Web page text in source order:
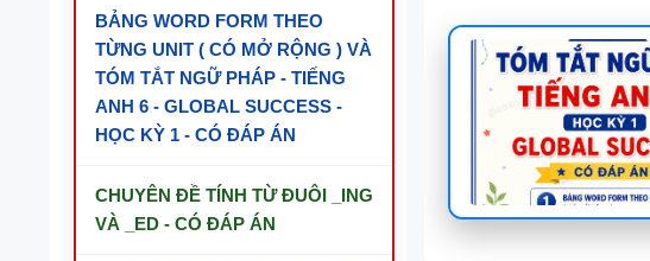
BẢNG WORD FORM THEO
TỪNG UNIT ( CÓ MỞ RỘNG ) VÀ
TÓM TẮT NGỮ PHÁP - TIẾNG
ANH 6 - GLOBAL SUCCESS -
HỌC KỲ 1 - CÓ ĐÁP ÁN
CHUYÊN ĐỀ TÍNH TỪ ĐUÔI _ING
VÀ _ED - CÓ ĐÁP ÁN